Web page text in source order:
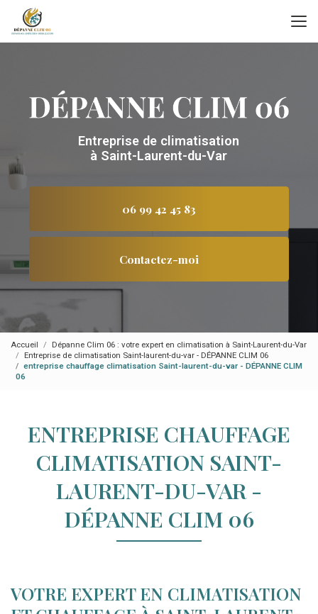
contenu
Entreprise de climatisation
à Saint-Laurent-du-Var
06 99 42 45 83
Contactez-moi
Accueil
Dépanne Clim 06 : votre expert en climatisation à Saint-Laurent-du-Var
Entreprise de climatisation Saint-laurent-du-var - DÉPANNE CLIM 06
entreprise chauffage climatisation Saint-laurent-du-var - DÉPANNE CLIM
06
ENTREPRISE CHAUFFAGE
CLIMATISATION SAINT-
LAURENT-DU-VAR -
DÉPANNE CLIM 06
VOTRE EXPERT EN CLIMATISATION